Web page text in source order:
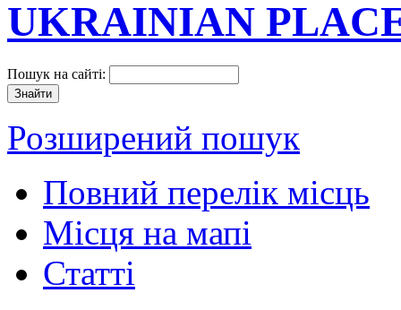
UKRAINIAN
Пошук на сайті:
Розширений пошук
Повний перелік місць
Місця на мапі
Статті